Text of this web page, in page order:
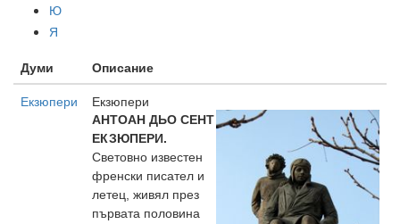
Ю
Я
Думи
Описание
Екзюпери
Екзюпери
АНТОАН ДЬО СЕНТ
ЕКЗЮПЕРИ.
Световно известен
френски писател и
летец, живял през
първата половина